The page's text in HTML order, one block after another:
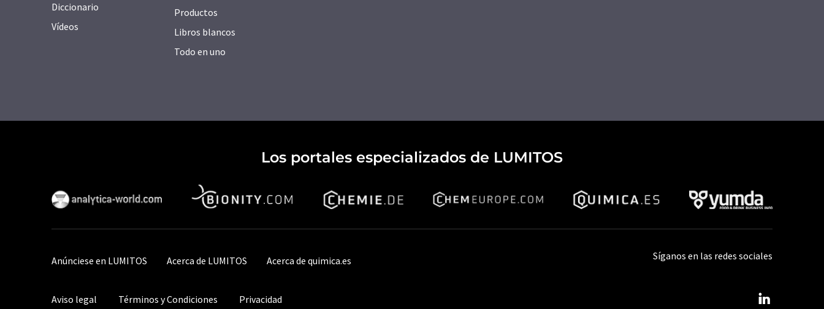
Diccionario
Vídeos
Productos
Libros blancos
Todo en uno
Los portales especializados de LUMITOS
Anúnciese en LUMITOS Acerca de LUMITOS Acerca de quimica.es
Aviso legal Términos y Condiciones Privacidad
Síganos en las redes sociales